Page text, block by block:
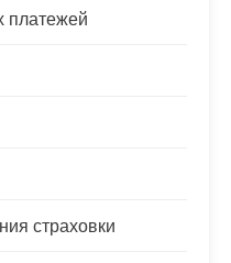
страховки